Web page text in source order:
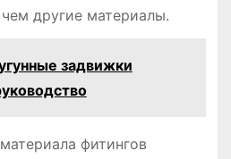
другие материалы.
задвижки
фитингов